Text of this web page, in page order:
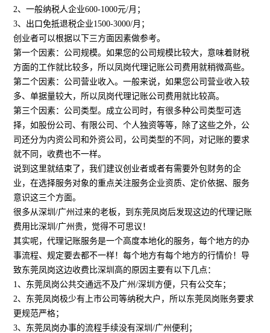
2、一般纳税人企业600-1000元/月；
3、出口免抵退税企业1500-3000/月；
创业者可以根据以下三方面因素做参考。
第一个因素：公司规模。如果您的公司规模比较大，意味着财税
方面的工作就比较多，所以凤岗代理记账公司费用就稍微高些。
第二个因素：公司营业收入。一般来说，如果您公司营业收入较
多、单据量较大，所以凤岗代理记账公司费用就比较高。
第三个因素：公司类型。成立公司时，有很多种公司类型可选
择，如股份公司、有限公司、个人独资等等，除了这些之外，公
司还分为内资公司和外资公司，公司类型的不同，对记账的要求
就不同，收费也不一样。
说到这里就结束了，我们建议创业者或者有需要外包财务的企
业，在选择服务对象的重点关注服务企业资质、定价依据、服务
意识这三个方面。
很多从深圳/广州过来的老板，到东莞凤岗后发现这边的代理记账
费用比深圳/广州贵，觉得不可思议！
其实呢，代理记账服务是一个高度本地化的服务，每个地方的办
事流程、规定要去都不一样！每个地方有每个地方的行情价！导
致东莞凤岗这边收费比深圳高的原因主要有以下几点：
1、东莞凤岗公共交通远不及广州/深圳方便，只有公交车；
2、东莞凤岗极少有上市公司等纳税大户，所以东莞凤岗账务要求
更规范严格；
3、东莞凤岗办事的流程手续没有深圳/广州便利；